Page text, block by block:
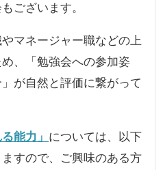
ございます。
マネージャー職などの上
、「勉強会への参加姿
が自然と評価に繋がって
能力」 については、以下
すので、ご興味のある方